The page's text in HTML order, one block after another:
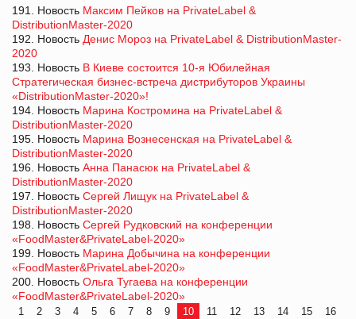
191. Новость Максим Пейков на PrivateLabel &
DistributionMaster-2020
192. Новость Денис Мороз на PrivateLabel & DistributionMaster-
2020
193. Новость В Киеве состоится 10-я Юбилейная
Стратегическая бизнес-встреча дистрибуторов Украины
«DistributionMaster-2020»!
194. Новость Марина Костромина на PrivateLabel &
DistributionMaster-2020
195. Новость Марина Вознесенская на PrivateLabel &
DistributionMaster-2020
196. Новость Анна Панасюк на PrivateLabel &
DistributionMaster-2020
197. Новость Сергей Лищук на PrivateLabel &
DistributionMaster-2020
198. Новость Сергей Рудковский на конференции
«FoodMaster&PrivateLabel-2020»
199. Новость Марина Добычина на конференции
«FoodMaster&PrivateLabel-2020»
200. Новость Ольга Тугаева на конференции
«FoodMaster&PrivateLabel-2020»
1 2 3 4 5 6 7 8 9 10 11 12 13 14 15
16